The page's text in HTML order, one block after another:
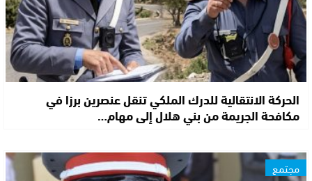
الحركة الانتقالية للدرك الملكي تنقل عنصرين برزا في
مكافحة الجريمة من بني هلال إلى مهام…
مجتمع